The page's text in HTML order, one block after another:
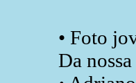
• Foto
Da